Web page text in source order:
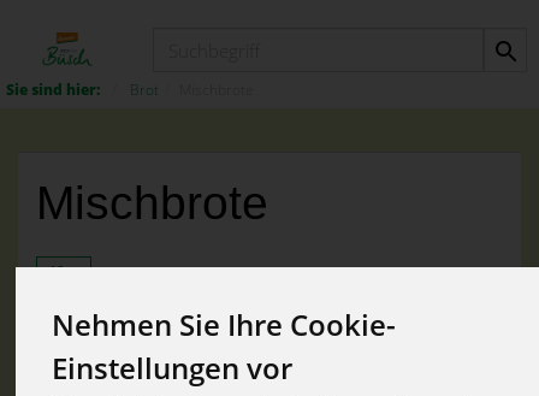
Nehmen Sie Ihre Cookie-
Einstellungen vor
Brot
Mischbrote
Hersteller Allergene